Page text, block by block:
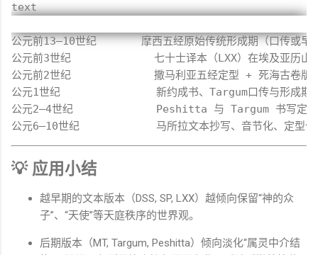
text
公元前13–10世纪       摩西五经原始传统形成期（口传或早
公元前3世纪             七十士译本（LXX）在埃及亚历山
公元前2世纪             撒马利亚五经定型 + 死海古卷版
公元1世纪               新约成书、Targum口传与形成期
公元2–4世纪             Peshitta 与 Targum 书写定稿
💡 应用小结
越早期的文本版本（DSS, SP, LXX） 越倾向保留“神的众
子”、“天使”等天庭秩序的世界观。
后期版本（MT, Targum, Peshitta） 倾向淡化“属灵中介结